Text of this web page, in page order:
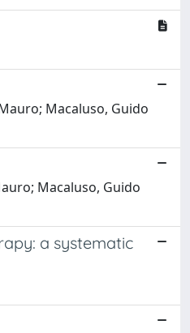
Macaluso, Guido
Macaluso, Guido
a systematic